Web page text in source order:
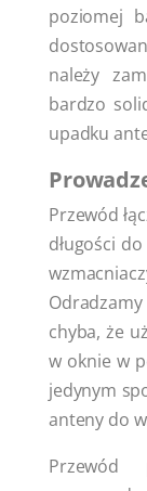
poziomej
należy
bardzo
upadku
Przewód
długości
chyba, że
w oknie w
jedynym
anteny do
Przewód